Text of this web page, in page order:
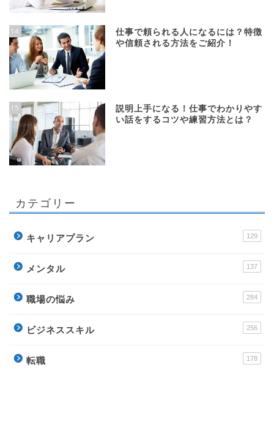
14
仕事で頼られる人になるには？特徴
や信頼される方法をご紹介！
15
説明上手になる！仕事でわかりやす
い話をするコツや練習方法とは？
カテゴリー
キャリアプラン 129
メンタル 137
職場の悩み 284
ビジネススキル 256
転職 178